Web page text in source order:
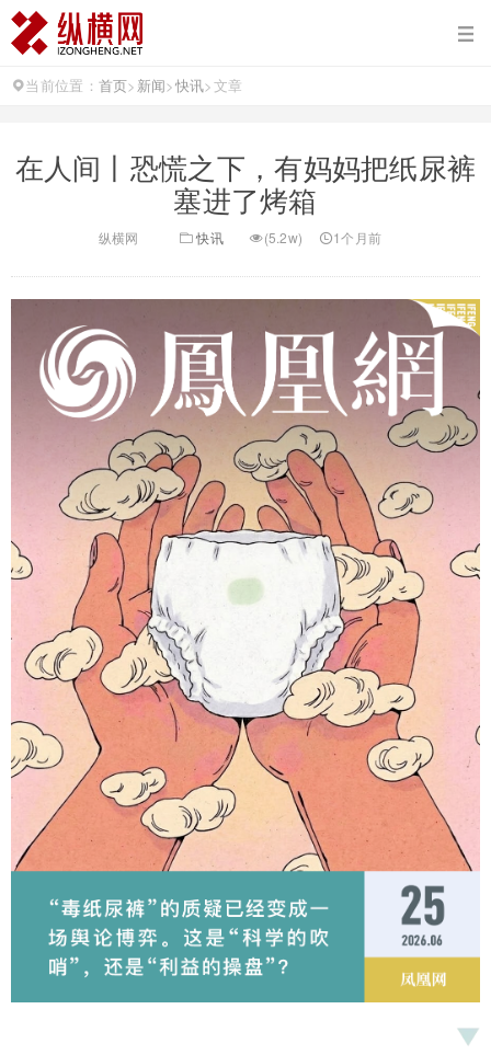
当前位置： 首页> 新闻>快讯>文章
在人间丨恐慌之下，有妈妈把纸尿裤
塞进了烤箱
纵横网 快讯 (5.2w) 1个月前